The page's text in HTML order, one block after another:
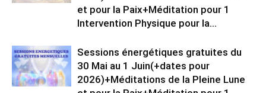
et pour la Paix+Méditation pour 1
Intervention Physique pour la...
Sessions énergétiques gratuites du
30 Mai au 1 Juin(+dates pour
2026)+Méditations de la Pleine Lune